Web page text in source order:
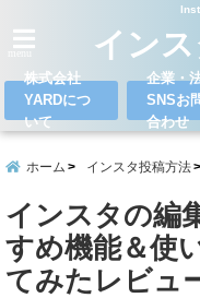
イン
株式会社
YARDにつ
いて
企業・
SNSお
合わせ
ホーム インスタ投稿方法
インスタの編
すめ機能＆使
てみたレビュ